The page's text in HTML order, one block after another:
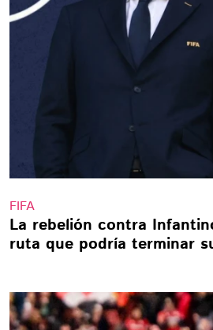
FIFA
La rebelión contra
ruta que podría terminar